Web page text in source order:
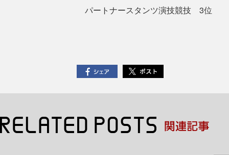
パートナースタンツ演技競技 3位